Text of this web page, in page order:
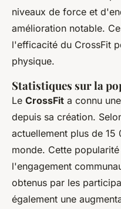
niveaux de force et
amélioration notable.
l'efficacité du CrossFit
physique.
Statistiques sur la
Le CrossFit a connu
depuis sa création.
actuellement plus de
monde. Cette
l'engagement
obtenus par les
également une